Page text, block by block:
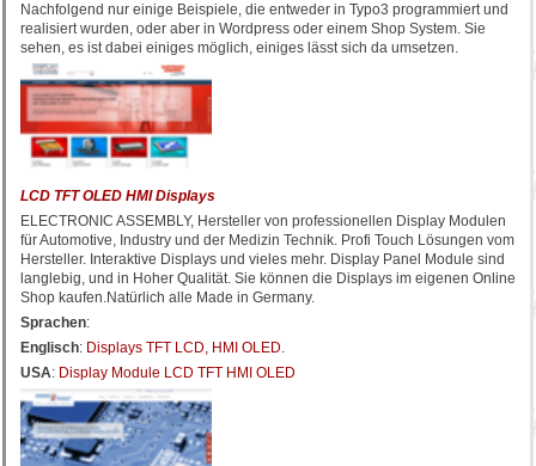
Nachfolgend nur einige Beispiele, die entweder in Typo3 programmiert und
realisiert wurden, oder aber in Wordpress oder einem Shop System. Sie
sehen, es ist dabei einiges möglich, einiges lässt sich da umsetzen.
LCD TFT OLED HMI Displays
ELECTRONIC ASSEMBLY, Hersteller von professionellen Display Modulen
für Automotive, Industry und der Medizin Technik. Profi Touch Lösungen vom
Hersteller. Interaktive Displays und vieles mehr. Display Panel Module sind
langlebig, und in Hoher Qualität. Sie können die Displays im eigenen Online
Shop kaufen.Natürlich alle Made in Germany.
Sprachen:
Englisch: Displays TFT LCD, HMI OLED.
USA: Display Module LCD TFT HMI OLED